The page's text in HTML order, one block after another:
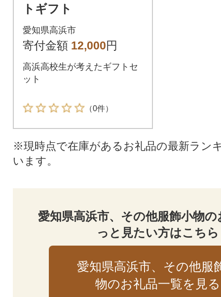
トギフト
愛知県高浜市
寄付金額 12,000円
高浜高校生が考えたギフトセ
ット
（0件）
※現時点で在庫があるお礼品の最新ラン
います。
愛知県高浜市、その他服飾小物
っと見たい方はこちら
愛知県高浜市、その他服
物のお礼品一覧を見る